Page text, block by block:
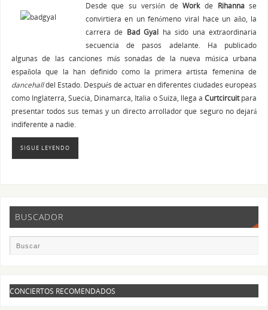
Desde que su versión de Workde Rihannase
convirtiera en un fenómeno viral hace un año, la
carrera de Bad Gyal ha sido una extraordinaria
secuencia de pasos adelante. Ha publicado
algunas de las canciones más sonadas de la nueva música urbana
española que la han definido como la primera artista femenina de
dancehalldel Estado. Después de actuar en diferentes ciudades europeas
como Inglaterra, Suecia, Dinamarca, Italia o Suiza, llega aCurtcircuitpara
presentar todos sus temas y un directo arrollador que seguro no dejará
indiferente a nadie.
SIGUE LEYENDO
BUSCADOR
CONCIERTOS RECOMENDADOS